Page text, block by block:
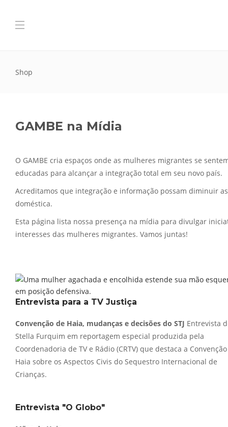
Shop
GAMBE na Mídia
O GAMBE cria espaços onde as mulheres migrantes se
educadas para alcançar a integração total em seu novo país.
Acreditamos que integração e informação possam diminuir
doméstica.
Esta página lista nossa presença na mídia para divulgar
interesses das mulheres migrantes. Vamos juntas!
Entrevista para a TV Justiça
Convenção de Haia, mudanças e decisões do STJ Entrevista
Stella Furquim em reportagem especial produzida pela
Coordenadoria de TV e Rádio (CRTV) que destaca a
Haia sobre os Aspectos Civis do Sequestro Internacional de
Crianças.
Entrevista "O Globo"